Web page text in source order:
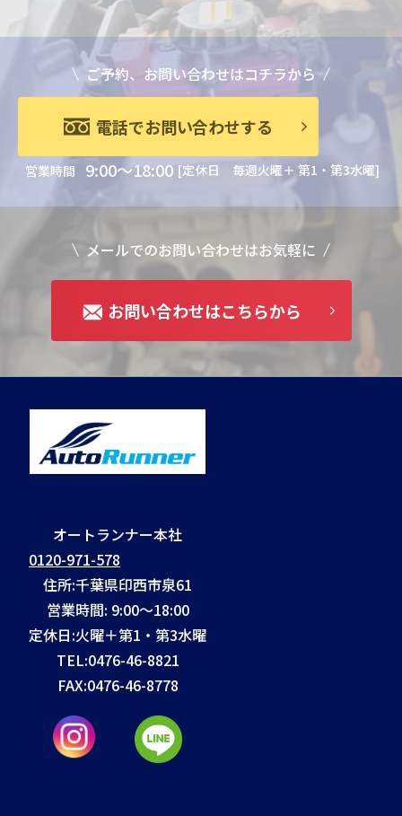
ご予約、お問い合わせはコチラから
電話でお問い合わせする
営業時間 9:00～18:00 [定休日 毎週火曜＋ 第1・第3水曜]
メールでのお問い合わせはお気軽に
お問い合わせはこちらから
オートランナー本社
0120-971-578
住所:千葉県印西市泉61
営業時間: 9:00～18:00
定休日:火曜＋第1・第3水曜
TEL:0476-46-8821
FAX:0476-46-8778